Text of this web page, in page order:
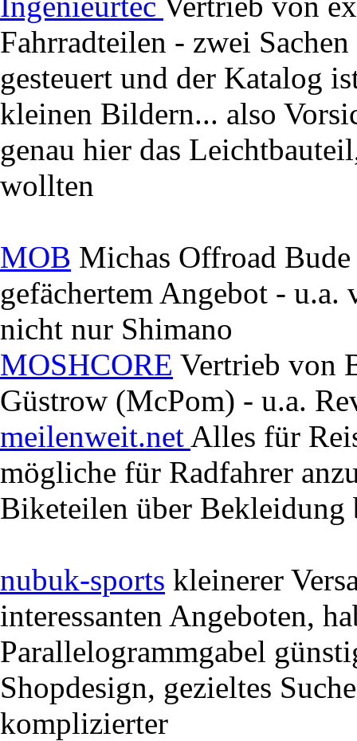
Fahrradteilen - zwei
gesteuert und der Katalog
kleinen Bildern... also
genau hier das
wollten
MOB Michas Offroad
gefächertem Angebot -
nicht nur Shimano
MOSHCORE Vertrieb von
Güstrow (McPom) - u.a.
meilenweit.net Alles für
mögliche für Radfahrer
Biketeilen über Bekleidung
nubuk-sports kleinerer
interessanten Angeboten,
Parallelogrammgabel
Shopdesign, gezieltes
komplizierter